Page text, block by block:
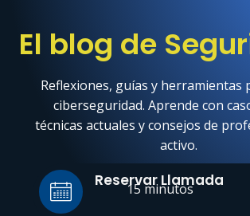
El blog de
Reflexiones, guías y herramientas
ciberseguridad. Aprende con
técnicas actuales y consejos de
activo.
Reservar Llamada
15 minutos